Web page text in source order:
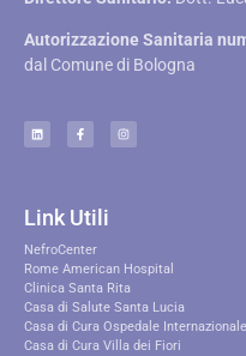
Autorizzazione Sanitaria
dal Comune di Bologna
Link Utili
NefroCenter
Rome American Hospital
Clinica Santa Rita
Casa di Salute Santa Lucia
Casa di Cura Ospedale Internazionale
Casa di Cura Villa dei Fiori